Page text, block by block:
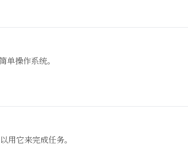
单操作系统。
用它来完成任务。